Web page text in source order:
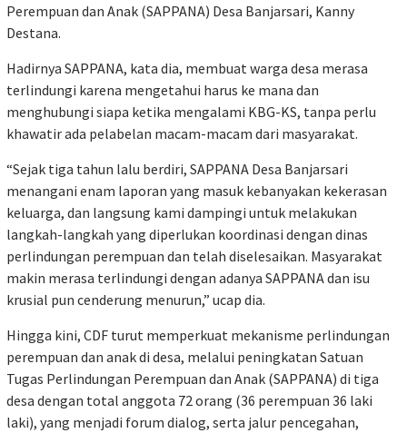
Perempuan dan Anak (SAPPANA) Desa Banjarsari, Kanny
Destana.
Hadirnya SAPPANA, kata dia, membuat warga desa merasa
terlindungi karena mengetahui harus ke mana dan
menghubungi siapa ketika mengalami KBG-KS, tanpa perlu
khawatir ada pelabelan macam-macam dari masyarakat.
“Sejak tiga tahun lalu berdiri, SAPPANA Desa Banjarsari
menangani enam laporan yang masuk kebanyakan kekerasan
keluarga, dan langsung kami dampingi untuk melakukan
langkah-langkah yang diperlukan koordinasi dengan dinas
perlindungan perempuan dan telah diselesaikan. Masyarakat
makin merasa terlindungi dengan adanya SAPPANA dan isu
krusial pun cenderung menurun,” ucap dia.
Hingga kini, CDF turut memperkuat mekanisme perlindungan
perempuan dan anak di desa, melalui peningkatan Satuan
Tugas Perlindungan Perempuan dan Anak (SAPPANA) di tiga
desa dengan total anggota 72 orang (36 perempuan 36 laki
laki), yang menjadi forum dialog, serta jalur pencegahan,